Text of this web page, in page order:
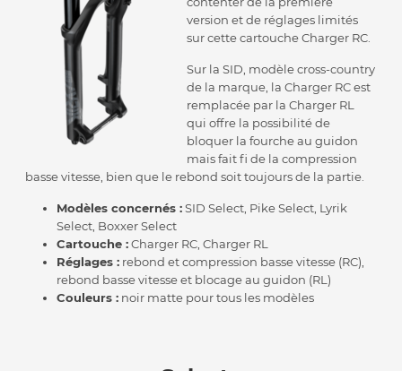
version et de réglages limités
sur cette cartouche Charger RC.
Sur la SID, modèle cross-country
de la marque, la Charger RC est
remplacée par la Charger RL
qui offre la possibilité de
bloquer la fourche au guidon
mais fait fi de la compression
basse vitesse, bien que le rebond soit toujours de la partie.
Modèles concernés :SID Select, Pike Select, Lyrik
Select, Boxxer Select
Cartouche :Charger RC, Charger RL
Réglages : rebond et compression basse vitesse (RC),
rebond basse vitesse et blocage au guidon (RL)
Couleurs : noir matte pour tous les modèles